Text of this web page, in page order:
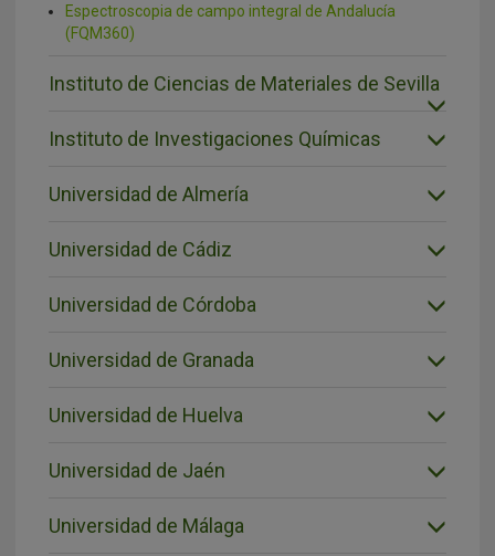
Espectroscopia de campo integral de Andalucía
(FQM360)
Instituto de Ciencias de Materiales de Sevilla
Instituto de Investigaciones Químicas
Universidad de Almería
Universidad de Cádiz
Universidad de Córdoba
Universidad de Granada
Universidad de Huelva
Universidad de Jaén
Universidad de Málaga